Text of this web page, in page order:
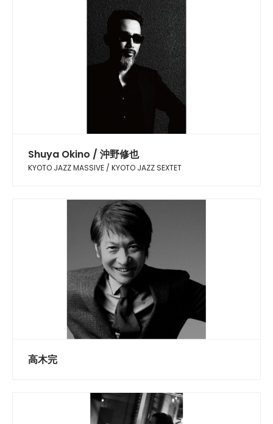
Shuya Okino / 沖野修也
KYOTO JAZZ MASSIVE / KYOTO JAZZ SEXTET
高木完